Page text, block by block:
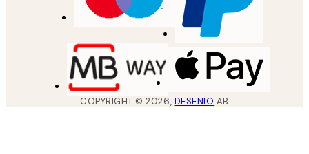
COPYRIGHT ©2026, DESENIO AB